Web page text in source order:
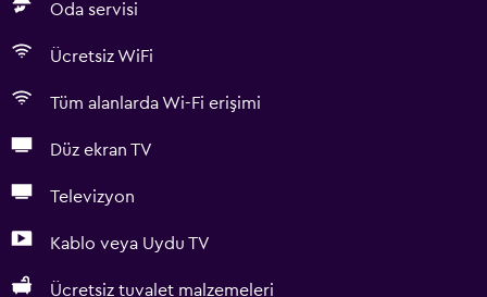
Oda servisi
Ücretsiz WiFi
Tüm alanlarda Wi-Fi erişimi
Düz ekran TV
Televizyon
Kablo veya Uydu TV
Ücretsiz tuvalet malzemeleri